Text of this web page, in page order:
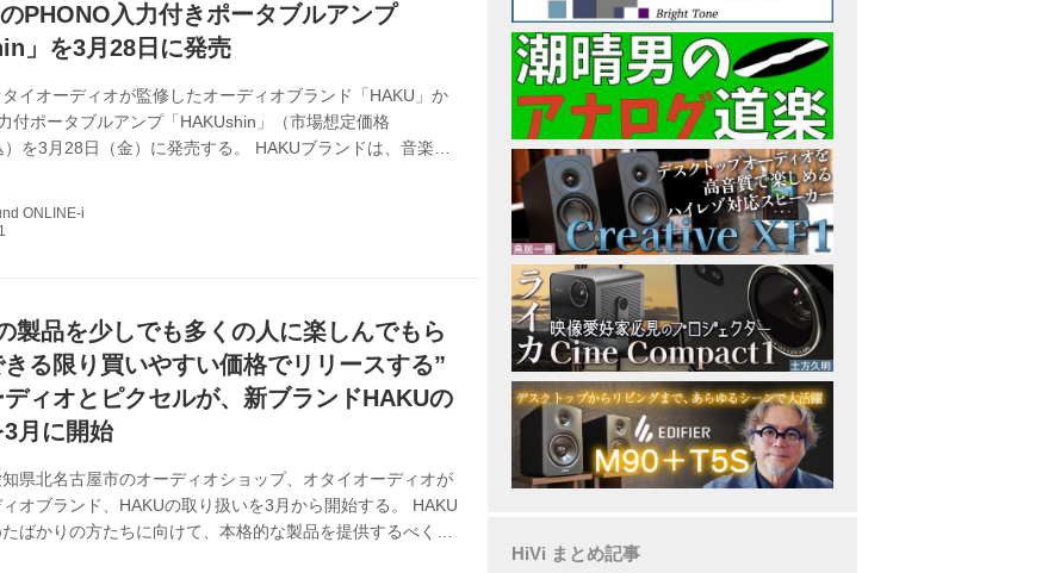
のPHONO入力付きポータブルアンプ
」を3月28日に発売
イオーディオが監修したオーディオブランド「HAKU」か
付ポータブルアンプ「HAKUshin」（市場想定価格
を3月28日（金）に発売する。 HAKUブランドは、音楽を
に向けて、本格的な製品を提供するべく2月末に立ち上げた
くできる限り買いやすい価格でリリースする” ことを目指し
ONLINE-i
製品を少しでも多くの人に楽しんでもら
きる限り買いやすい価格でリリースする”
ィオとピクセルが、新ブランドHAKUの
月に開始
県北名古屋市のオーディオショップ、オタイオーディオが
オブランド、HAKUの取り扱いを3月から開始する。 HAKU
ばかりの方たちに向けて、本格的な製品を提供するべく立
HiVi まとめ記事